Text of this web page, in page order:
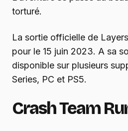
torturé.
La sortie officielle de
pour le 15 juin 2023. A sa
disponible sur plusieurs
Series, PC et PS5.
Crash Team